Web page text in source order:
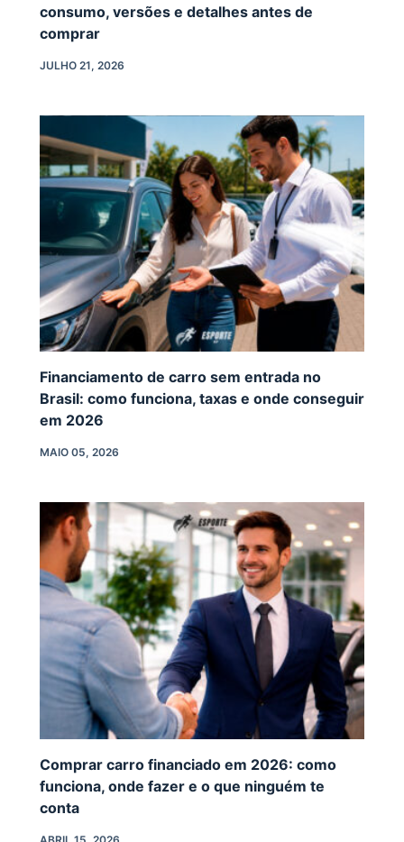
consumo, versões e detalhes antes de
comprar
JULHO 21, 2026
Financiamento de carro sem entrada no
Brasil: como funciona, taxas e onde conseguir
em 2026
MAIO 05, 2026
Comprar carro financiado em 2026: como
funciona, onde fazer e o que ninguém te
conta